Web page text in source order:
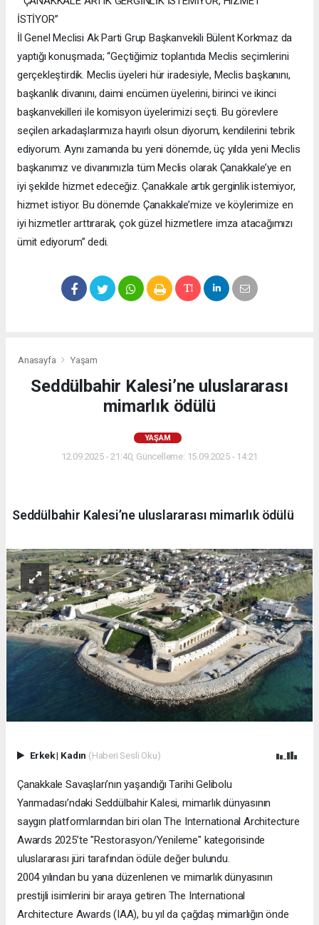
İSTİYOR”
İl Genel Meclisi Ak Parti Grup Başkanvekili Bülent Korkmaz da
yaptığı konuşmada; “Geçtiğimiz toplantıda Meclis seçimlerini
gerçekleştirdik. Meclis üyeleri hür iradesiyle, Meclis başkanını,
başkanlık divanını, daimi encümen üyelerini, birinci ve ikinci
başkanvekilleri ile komisyon üyelerimizi seçti. Bu görevlere
seçilen arkadaşlarımıza hayırlı olsun diyorum, kendilerini tebrik
ediyorum. Aynı zamanda bu yeni dönemde, üç yılda yeni Meclis
başkanımız ve divanımızla tüm Meclis olarak Çanakkale’ye en
iyi şekilde hizmet edeceğiz. Çanakkale artık gerginlik istemiyor,
hizmet istiyor. Bu dönemde Çanakkale’mize ve köylerimize en
iyi hizmetler arttırarak, çok güzel hizmetlere imza atacağımızı
ümit ediyorum” dedi.
Anasayfa Yaşam
Seddülbahir Kalesi’ne uluslararası
mimarlık ödülü
YAŞAM
12.09.2025 - 21:40, Güncelleme: 15.09.2025 - 14:21
Seddülbahir Kalesi’ne uluslararası mimarlık ödülü
Erkek| Kadın (Haberi Sesli Oku)
Çanakkale Savaşları’nın yaşandığı Tarihi Gelibolu
Yarımadası’ndaki Seddülbahir Kalesi, mimarlık dünyasının
saygın platformlarından biri olan The International Architecture
Awards 2025’te "Restorasyon/Yenileme" kategorisinde
uluslararası jüri tarafından ödüle değer bulundu.
2004 yılından bu yana düzenlenen ve mimarlık dünyasının
prestijli isimlerini bir araya getiren The International
Architecture Awards (IAA), bu yıl da çağdaş mimarlığın önde